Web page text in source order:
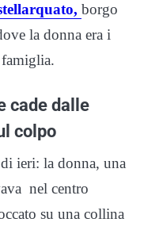
borgo
la donna era i
cade dalle
colpo
ieri: la donna, una
nel centro
su una collina